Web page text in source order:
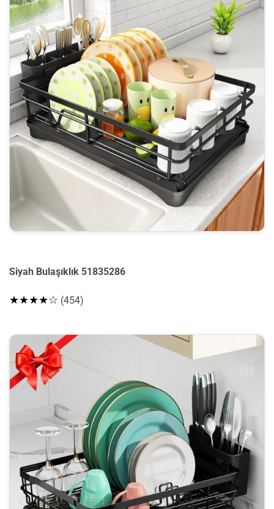
Siyah Bulaşıklık 51835286
★★★★☆ (454)